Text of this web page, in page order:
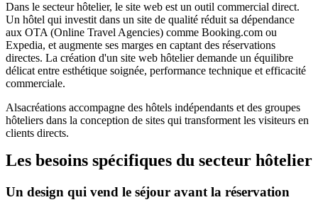
Dans le secteur hôtelier, le site web est un outil commercial direct.
Un hôtel qui investit dans un site de qualité réduit sa dépendance
aux OTA (Online Travel Agencies) comme Booking.com ou
Expedia, et augmente ses marges en captant des réservations
directes. La création d'un site web hôtelier demande un équilibre
délicat entre esthétique soignée, performance technique et efficacité
commerciale.
Alsacréations accompagne des hôtels indépendants et des groupes
hôteliers dans la conception de sites qui transforment les visiteurs en
clients directs.
Les besoins spécifiques du secteur hôtelier
Un design qui vend le séjour avant la réservation